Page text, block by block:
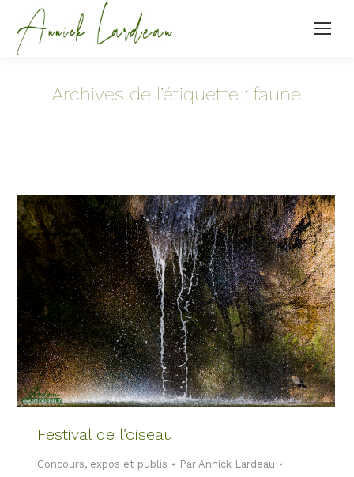
Archives de l’étiquette :faune
Festival de l’oiseau
Concours, expos et publis ParAnnick Lardeau